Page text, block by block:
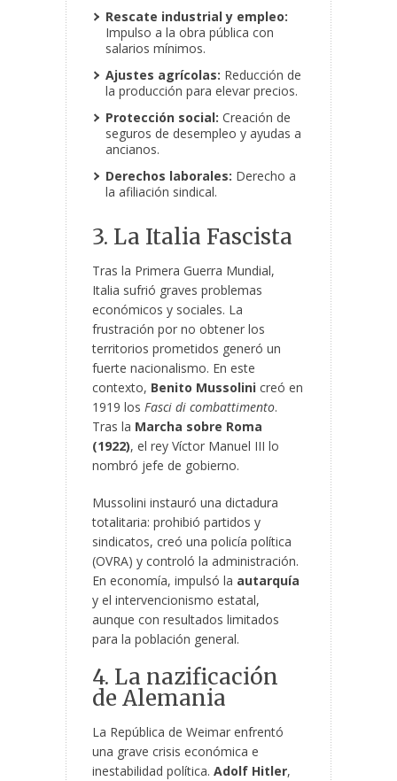
Rescate industrial y empleo:
Impulso a la obra pública con
salarios mínimos.
Ajustes agrícolas: Reducción de
la producción para elevar precios.
Protección social: Creación de
seguros de desempleo y ayudas a
ancianos.
Derechos laborales: Derecho a
la afiliación sindical.
3. La Italia Fascista
Tras la Primera Guerra Mundial,
Italia sufrió graves problemas
económicos y sociales. La
frustración por no obtener los
territorios prometidos generó un
fuerte nacionalismo. En este
contexto, Benito Mussolini creó en
1919 los Fasci di combattimento.
Tras la Marcha sobre Roma
(1922), el rey Víctor Manuel III lo
nombró jefe de gobierno.
Mussolini instauró una dictadura
totalitaria: prohibió partidos y
sindicatos, creó una policía política
(OVRA) y controló la administración.
En economía, impulsó la autarquía
y el intervencionismo estatal,
aunque con resultados limitados
para la población general.
4. La nazificación
de Alemania
La República de Weimar enfrentó
una grave crisis económica e
inestabilidad política. Adolf Hitler,